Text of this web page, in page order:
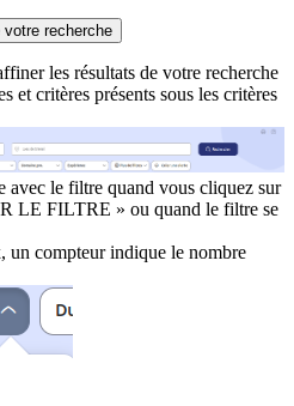
recherche
les résultats de votre recherche
et critères présents sous les critères
avec le filtre quand vous cliquez sur
LE FILTRE » ou quand le filtre se
un compteur indique le nombre